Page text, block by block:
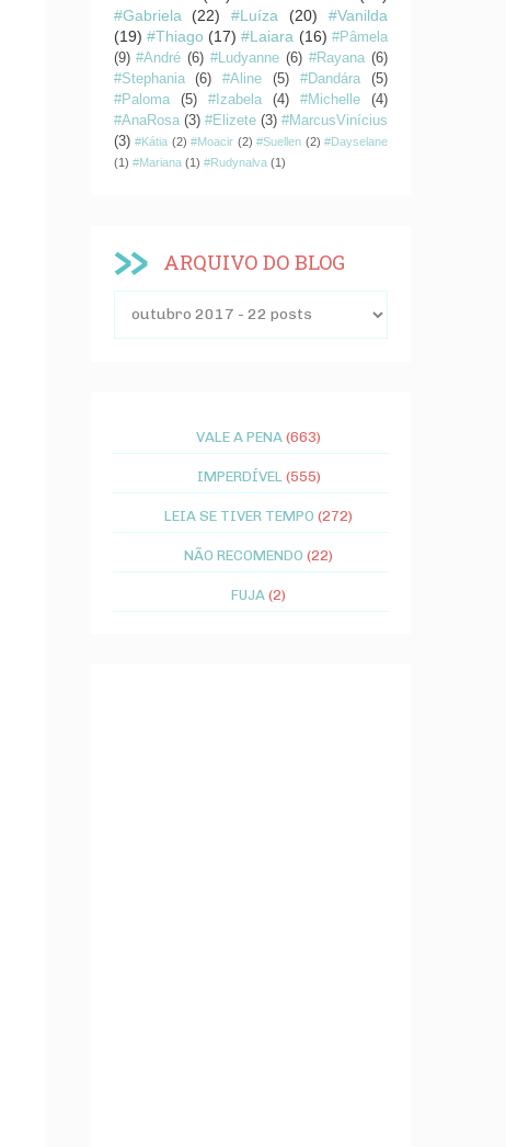
#Gabriela
(22) #Luíza (20)
#Vanilda
(19) #Thiago (17) #Laiara (16) #Pâmela
(9) #André (6) #Ludyanne (6) #Rayana (6)
#Stephania
(6) #Aline (5) #Dandára
(5)
#Paloma
(5) #Izabela (4) #Michelle
(4)
#AnaRosa (3) #Elizete (3) #MarcusVinícius
(3) #Kátia (2) #Moacir (2) #Suellen (2) #Dayselane
(1) #Mariana (1) #Rudynalva (1)
ARQUIVO DO BLOG
VALE A PENA (663)
IMPERDÍVEL (555)
LEIA SE TIVER TEMPO (272)
NÃO RECOMENDO (22)
FUJA (2)